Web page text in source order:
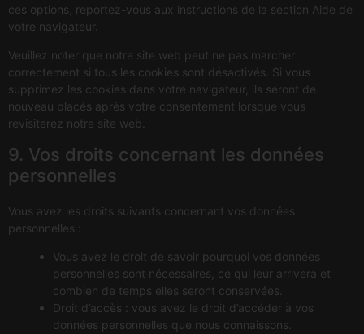
ces options, reportez-vous aux instructions de la section Aide de
votre navigateur.
Veuillez noter que notre site web peut ne pas marcher
correctement si tous les cookies sont désactivés. Si vous
supprimez les cookies dans votre navigateur, ils seront de
nouveau placés après votre consentement lorsque vous
revisiterez notre site web.
9. Vos droits concernant les données
personnelles
Vous avez les droits suivants concernant vos données
personnelles :
Vous avez le droit de savoir pourquoi vos données
personnelles sont nécessaires, ce qui leur arrivera et
combien de temps elles seront conservées.
Droit d’accès : vous avez le droit d’accéder à vos
données personnelles que nous connaissons.